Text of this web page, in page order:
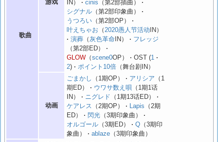
歌曲
游戏
IN）
cinis （第2部插曲）
シグナル （第2部印象曲）
うつろい （第2部OP）
叶えちゃお （ 2020愚人节活动 IN）
演葬 （ 灰色革命 IN）
フレッジ
（第2部ED）
GLOW （scene0OP） OST 1
2
ポイント10倍 （舞台剧IN）
动画
ごまかし （1期OP） アリシア （1
期ED）
ウワサ数え唄 （1期1话
IN）
ニグレド （1期13话ED）
ケアレス
（2期OP） Lapis （2期
ED）
閃光 （3期印象曲）
オルゴール （3期ED） Q （3期印
象曲）
ablaze （3期印象曲）